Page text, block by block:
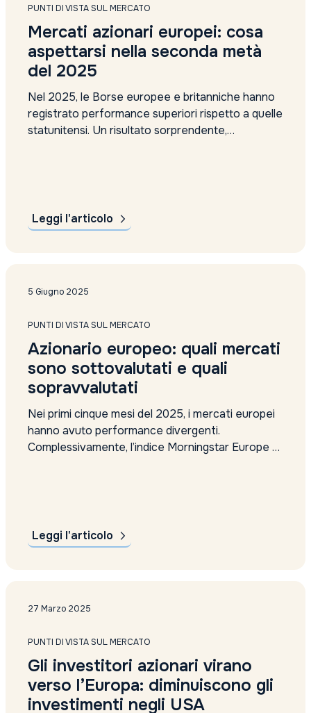
PUNTI DI VISTA SUL MERCATO
Mercati azionari europei: cosa
aspettarsi nella seconda metà
del 2025
Nel 2025, le Borse europee e britanniche hanno
registrato performance superiori rispetto a quelle
statunitensi. Un risultato sorprendente,
spesso trascurata in...
Leggi l'articolo
5 Giugno 2025
PUNTI DI VISTA SUL MERCATO
Azionario europeo: quali mercati
sono sottovalutati e quali
sopravvalutati
Nei primi cinque mesi del 2025, i mercati europei
hanno avuto performance divergenti.
Complessivamente, l’indice Morningstar Europe è
mercati più sopravvalutati: Italia e Spagna Italia...
Leggi l'articolo
27 Marzo 2025
PUNTI DI VISTA SUL MERCATO
Gli investitori azionari virano
verso l’Europa: diminuiscono gli
investimenti negli USA